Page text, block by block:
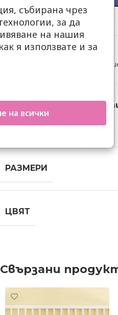
Добави в любими
Код:29273-9278
Бебешка
Допълнителна
ТЕГЛО
РАЗМЕРИ
ЦВЯТ
Свързани
събирана чрез
за да
на нашия
я използвате и за
на всички